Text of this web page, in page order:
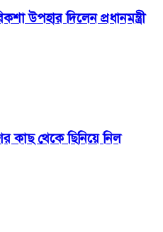
উপহার দিলেন প্রধানমন্ত্রী
কাছ থেকে ছিনিয়ে নিল